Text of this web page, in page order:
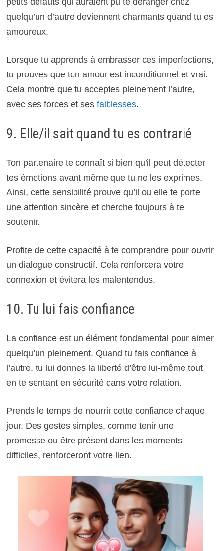
petits défauts qui auraient pu te déranger chez
quelqu’un d’autre deviennent charmants quand tu es
amoureux.
Lorsque tu apprends à embrasser ces imperfections,
tu prouves que ton amour est inconditionnel et vrai.
Cela montre que tu acceptes pleinement l’autre,
avec ses forces et ses faiblesses.
9. Elle/il sait quand tu es contrarié
Ton partenaire te connaît si bien qu’il peut détecter
tes émotions avant même que tu ne les exprimes.
Ainsi, cette sensibilité prouve qu’il ou elle te porte
une attention sincère et cherche toujours à te
soutenir.
Profite de cette capacité à te comprendre pour ouvrir
un dialogue constructif. Cela renforcera votre
connexion et évitera les malentendus.
10. Tu lui fais confiance
La confiance est un élément fondamental pour aimer
quelqu’un pleinement. Quand tu fais confiance à
l’autre, tu lui donnes la liberté d’être lui-même tout
en te sentant en sécurité dans votre relation.
Prends le temps de nourrir cette confiance chaque
jour. Des gestes simples, comme tenir une
promesse ou être présent dans les moments
difficiles, renforceront votre lien.